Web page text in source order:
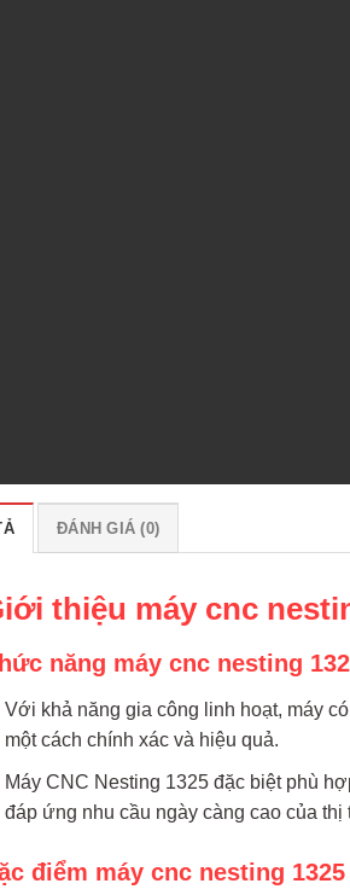
ĐÁNH GIÁ (0)
thiệu máy cnc
năng máy cnc nesting
Với khả năng gia công linh hoạt, máy
một cách chính xác và hiệu quả.
Máy CNC Nesting 1325 đặc biệt phù
đáp ứng nhu cầu ngày càng cao của
điểm máy cnc nesting